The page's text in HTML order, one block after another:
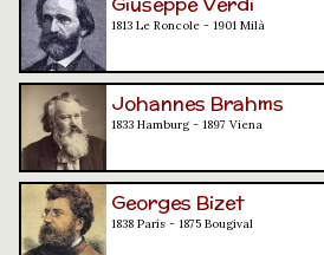
1813 Le Roncole - 1901 Milà
Johannes Brahms
1833 Hamburg - 1897 Viena
Georges Bizet
1838 París - 1875 Bougival